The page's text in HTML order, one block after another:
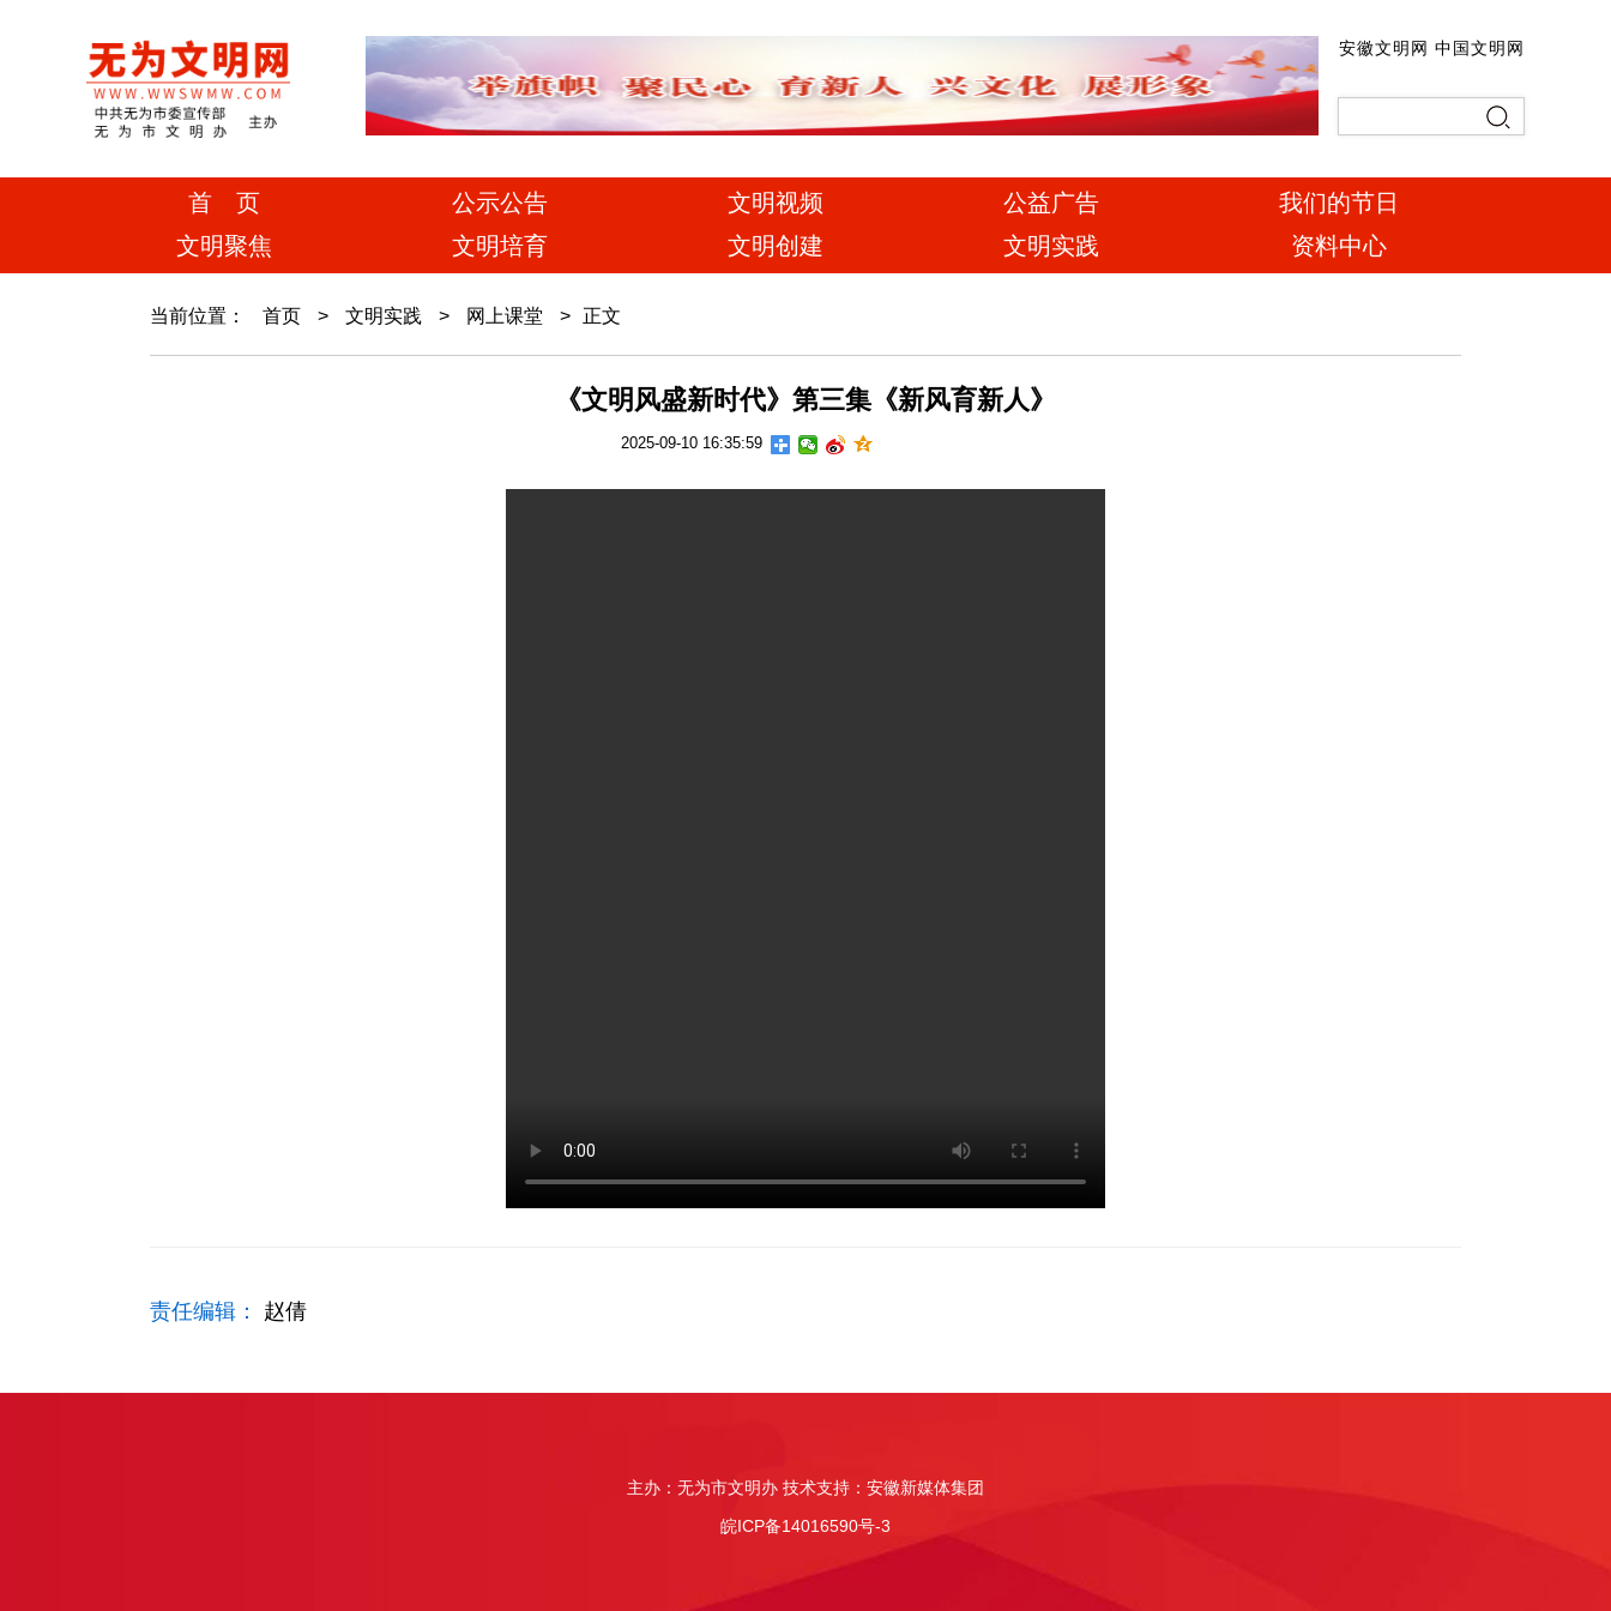
安徽文明网 中国文明网
首 页
文明聚焦
公示公告
文明培育
文明视频
文明创建
公益广告
文明实践
我们的节日
资料中心
当前位置： 首页 > 文明实践 > 网上课堂 > 正文
《文明风盛新时代》第三集《新风育新人》
2025-09-10 16:35:59
责任编辑： 赵倩
主办：无为市文明办 技术支持：安徽新媒体集团
皖ICP备14016590号-3